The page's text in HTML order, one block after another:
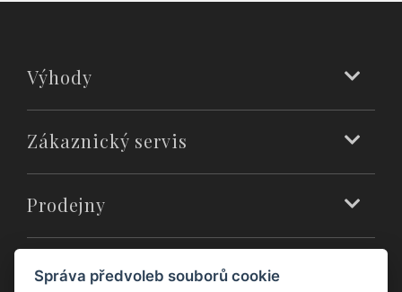
Výhody
Zákaznický servis
Prodejny
O nás
Správa předvoleb souborů cookie